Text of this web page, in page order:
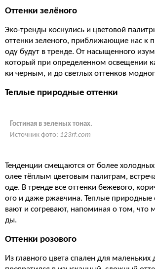
Оттенки зелёного
Эко-тренды коснулись и цветовой
оттенки зеленого, приближающие нас к
оду будут в тренде. От насыщенного
который при определенном освещении
ки черным, и до светлых оттенков
Теплые природные оттенки
Гостиная в зеленых тонах.
Источник фото: 123rf.com
Тенденции смещаются от более
олее тёплым цветовым палитрам,
оде. В тренде все оттенки бежевого,
ого и даже ржавчина. Теплые природные
вают и согревают, напоминая о том, что
ды.
Оттенки розового
Из главного цвета спален для маленьких